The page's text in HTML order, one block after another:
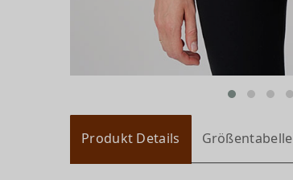
Produkt Details Größentabelle